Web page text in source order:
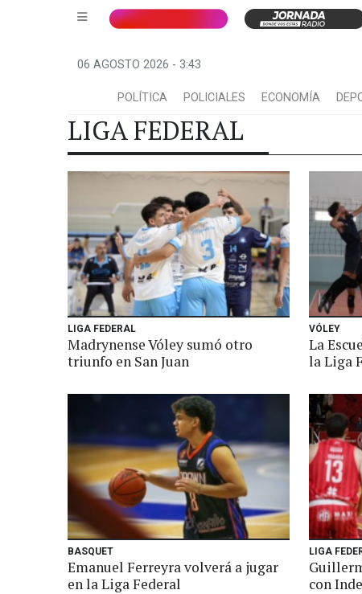
06 AGOSTO 2026 - 3:43
POLÍTICA POLICIALES ECONOMÍA
LIGA FEDERAL
LIGA FEDERAL
Madrynense Vóley sumó otro
triunfo en San Juan
VÓLEY
La
la Liga
BASQUET
Emanuel Ferreyra volverá a jugar
en la Liga Federal
LIGA
con